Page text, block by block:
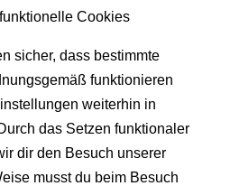
Cookies
sicher, dass bestimmte
funktionieren
weiterhin in
das Setzen funktionaler
dir den Besuch unserer
musst du beim Besuch